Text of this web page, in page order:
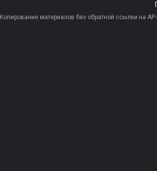
Копирование материалов без обратной ссылки на